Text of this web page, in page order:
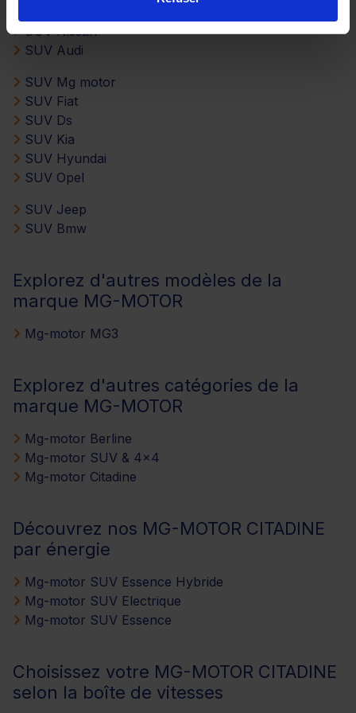
SUV Nissan
SUV Audi
SUV Mg motor
SUV Fiat
SUV Ds
SUV Kia
SUV Hyundai
SUV Opel
SUV Jeep
SUV Bmw
Explorez d'autres modèles de la
marque MG-MOTOR
Mg-motor MG3
Explorez d'autres catégories de la
marque MG-MOTOR
Mg-motor Berline
Mg-motor SUV & 4x4
Mg-motor Citadine
Découvrez nos MG-MOTOR CITADINE
par énergie
Mg-motor SUV Essence Hybride
Mg-motor SUV Electrique
Mg-motor SUV Essence
Choisissez votre MG-MOTOR CITADINE
selon la boîte de vitesses